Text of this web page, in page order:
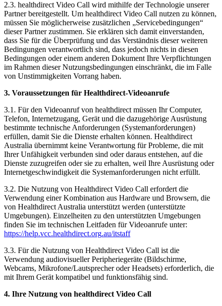
2.3. healthdirect Video Call wird mithilfe der Technologie unserer
Partner bereitgestellt. Um healthdirect Video Call nutzen zu können,
müssen Sie möglicherweise zusätzlichen „Servicebedingungen“
dieser Partner zustimmen. Sie erklären sich damit einverstanden,
dass Sie für die Überprüfung und das Verständnis dieser weiteren
Bedingungen verantwortlich sind, dass jedoch nichts in diesen
Bedingungen oder einem anderen Dokument Ihre Verpflichtungen
im Rahmen dieser Nutzungsbedingungen einschränkt, die im Falle
von Unstimmigkeiten Vorrang haben.
3. Voraussetzungen für Healthdirect-Videoanrufe
3.1 . Für den Videoanruf von healthdirect müssen Ihr Computer,
Telefon, Internetzugang, Gerät und die dazugehörige Ausrüstung
bestimmte technische Anforderungen (Systemanforderungen)
erfüllen, damit Sie die Dienste erhalten können. Healthdirect
Australia übernimmt keine Verantwortung für Probleme, die mit
Ihrer Unfähigkeit verbunden sind oder daraus entstehen, auf die
Dienste zuzugreifen oder sie zu erhalten, weil Ihre Ausrüstung oder
Internetgeschwindigkeit die Systemanforderungen nicht erfüllt.
3.2. Die Nutzung von Healthdirect Video Call erfordert die
Verwendung einer Kombination aus Hardware und Browsern, die
von Healthdirect Australia unterstützt werden (unterstützte
Umgebungen). Einzelheiten zu den unterstützten Umgebungen
finden Sie im technischen Leitfaden für Videoanrufe unter:
https://help.vcc.healthdirect.org.au/itstaff
3.3. Für die Nutzung von Healthdirect Video Call ist die
Verwendung audiovisueller Peripheriegeräte (Bildschirme,
Webcams, Mikrofone/Lautsprecher oder Headsets) erforderlich, die
mit Ihrem Gerät kompatibel und funktionsfähig sind.
4. Ihre Nutzung von healthdirect Video Call